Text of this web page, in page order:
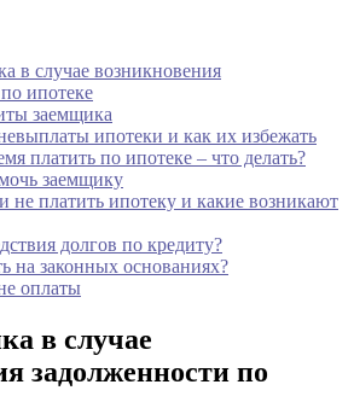
в случае возникновения
ипотеке
заемщика
ипотеки и как их избежать
платить по ипотеке – что делать?
заемщику
не платить ипотеку и какие возникают
долгов по кредиту?
на законных основаниях?
оплаты
в случае
задолженности по